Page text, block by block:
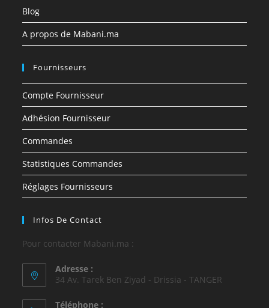
Blog
A propos de Mabani.ma
Fournisseurs
Compte Fournisseur
Adhésion Fournisseur
Commandes
Statistiques Commandes
Réglages Fournisseurs
Infos De Contact
Pour contacter Mabani.ma :
Adresse :
34 Av. Tarek Ben Ziyad - Drissia - TANGER
Téléphone :